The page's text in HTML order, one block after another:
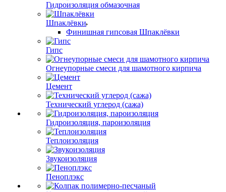
Гидроизоляция обмазочная
Шпаклёвки
Финишная гипсовая Шпаклёвки
Гипс
Огнеупорные смеси для шамотного кирпича
Цемент
Технический углерод (сажа)
Гидроизоляция, пароизоляция
Теплоизоляция
Звукоизоляция
Пеноплэкс